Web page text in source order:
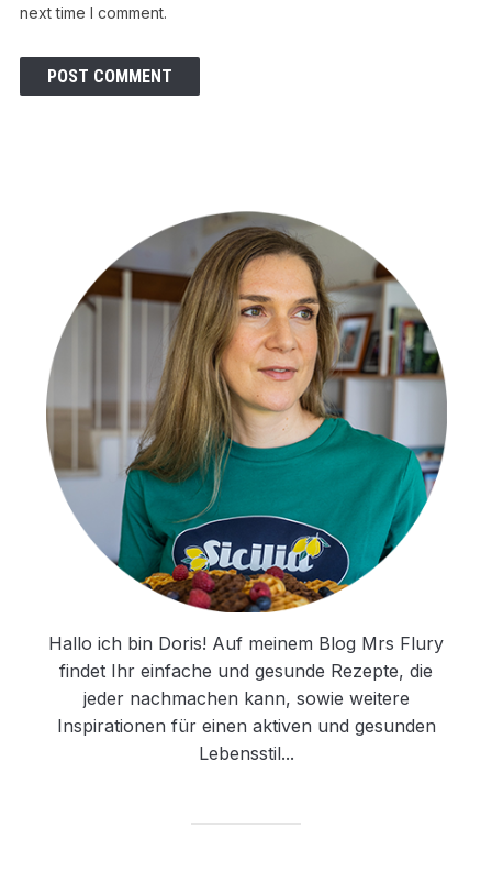
next time I comment.
Hallo ich bin Doris! Auf meinem Blog Mrs Flury
findet Ihr einfache und gesunde Rezepte, die
jeder nachmachen kann, sowie weitere
Inspirationen für einen aktiven und gesunden
Lebensstil...